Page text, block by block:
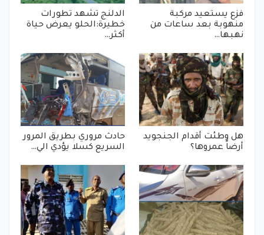
فزع يستعيد مركبة
منهوبة بعد ساعات من
نهبها…
الدلنج تشهد تطورات
خطيرة:الحلو يعرض حياة
أكثر…
هل وطئت أقدام الجنجويد
أرضاً عمروها؟
حادث مروري بطريق المرور
السريع كسلا يؤدي الي…